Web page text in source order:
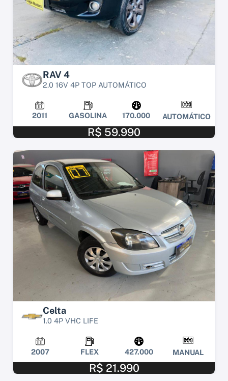
RAV 4
2.0 16V 4P TOP AUTOMÁTICO
2011 GASOLINA 170.000 AUTOMÁTICO
R$ 59.990
Celta
1.0 4P VHC LIFE
2007 FLEX 427.000 MANUAL
R$ 21.990